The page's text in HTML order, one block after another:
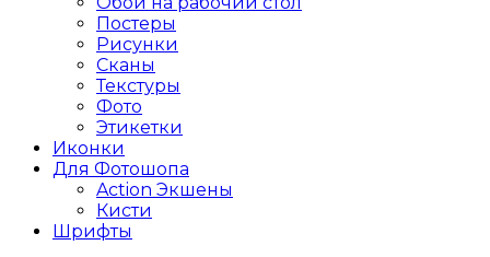
Постеры
Рисунки
Сканы
Текстуры
Фото
Этикетки
Иконки
Для Фотошопа
Action Экшены
Кисти
Шрифты